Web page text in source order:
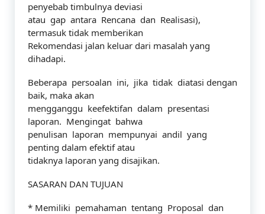
penyebab timbulnya deviasi
atau gap antara Rencana dan Realisasi),
termasuk tidak memberikan
Rekomendasi jalan keluar dari masalah yang
dihadapi.
Beberapa persoalan ini, jika tidak diatasi dengan
baik, maka akan
mengganggu keefektifan dalam presentasi
laporan. Mengingat bahwa
penulisan laporan mempunyai andil yang
penting dalam efektif atau
tidaknya laporan yang disajikan.
SASARAN DAN TUJUAN
* Memiliki pemahaman tentang Proposal dan